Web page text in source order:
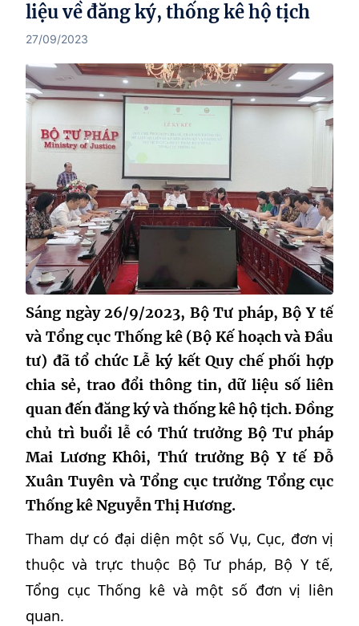
liệu về đăng ký, thống kê hộ tịch
27/09/2023
Sáng ngày 26/9/2023, Bộ Tư pháp, Bộ Y tế
và Tổng cục Thống kê (Bộ Kế hoạch và Đầu
tư) đã tổ chức Lễ ký kết Quy chế phối hợp
chia sẻ, trao đổi thông tin, dữ liệu số liên
quan đến đăng ký và thống kê hộ tịch. Đồng
chủ trì buổi lễ có Thứ trưởng Bộ Tư pháp
Mai Lương Khôi, Thứ trưởng Bộ Y tế Đỗ
Xuân Tuyên và Tổng cục trưởng Tổng cục
Thống kê Nguyễn Thị Hương.
Tham dự có đại diện một số Vụ, Cục, đơn vị
thuộc và trực thuộc Bộ Tư pháp, Bộ Y tế,
Tổng cục Thống kê và một số đơn vị liên
quan.